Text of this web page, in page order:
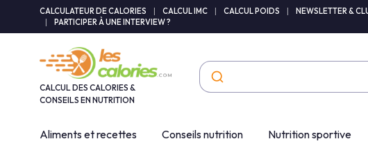
CALCULATEUR DE CALORIES CALCUL IMC CALCUL POIDS NEWSLETTER &
PARTICIPER À UNE INTERVIEW ?
CALCUL DES CALORIES &
CONSEILS EN NUTRITION
Aliments et recettes Conseils nutrition Nutrition sportive
Panneau de gestion des cookies